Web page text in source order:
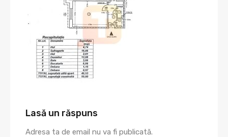
Lasă un răspuns
Adresa ta de email nu va fi publicată.